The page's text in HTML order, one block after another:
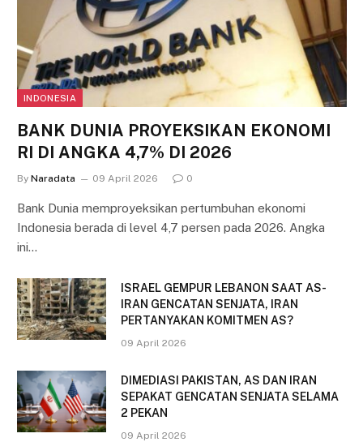
INDONESIA
BANK DUNIA PROYEKSIKAN EKONOMI
RI DI ANGKA 4,7% DI 2026
By Naradata 09 April 2026 0
Bank Dunia memproyeksikan pertumbuhan ekonomi
Indonesia berada di level 4,7 persen pada 2026. Angka
ini…
ISRAEL GEMPUR LEBANON SAAT AS-
IRAN GENCATAN SENJATA, IRAN
PERTANYAKAN KOMITMEN AS?
09 April 2026
DIMEDIASI PAKISTAN, AS DAN IRAN
SEPAKAT GENCATAN SENJATA SELAMA
2 PEKAN
09 April 2026